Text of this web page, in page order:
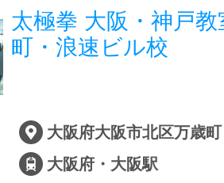
太極拳 大阪・神戸
町・浪速ビル校
大阪府・大阪駅